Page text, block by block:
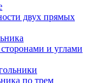
двух прямых
и углами
по трем